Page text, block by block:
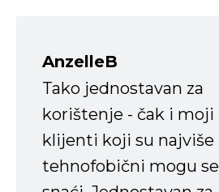
AnzelleB
Tako jednostavan za
korištenje - čak i moji
klijenti koji su najviše
tehnofobični mogu se